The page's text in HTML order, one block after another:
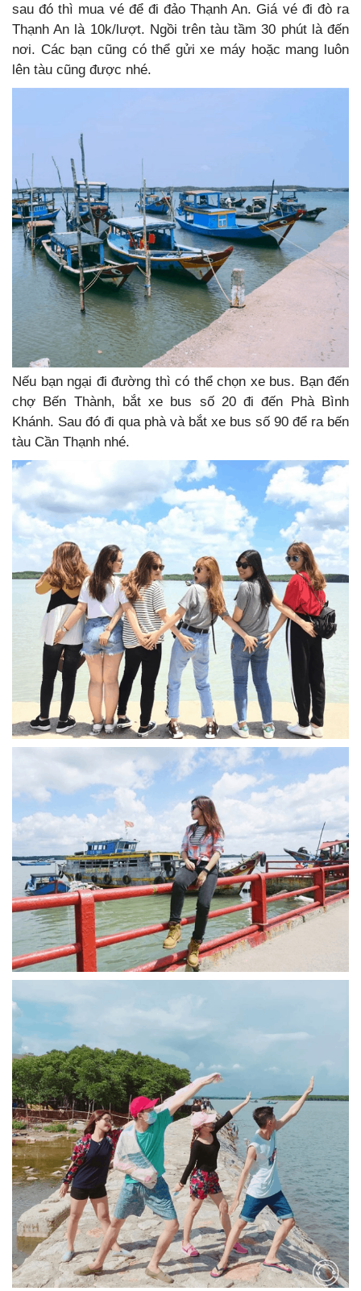
sau đó thì mua vé để đi đảo Thạnh An. Giá vé đi đò ra
Thạnh An là 10k/lượt. Ngồi trên tàu tầm 30 phút là đến
nơi. Các bạn cũng có thể gửi xe máy hoặc mang luôn
lên tàu cũng được nhé.
Nếu bạn ngại đi đường thì có thể chọn xe bus. Bạn đến
chợ Bến Thành, bắt xe bus số 20 đi đến Phà Bình
Khánh. Sau đó đi qua phà và bắt xe bus số 90 để ra bến
tàu Cần Thạnh nhé.